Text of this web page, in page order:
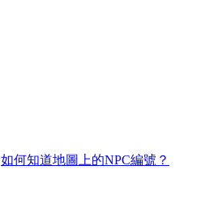
如何知道地圖上的NPC編號？